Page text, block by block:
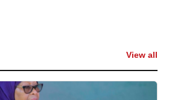
View all